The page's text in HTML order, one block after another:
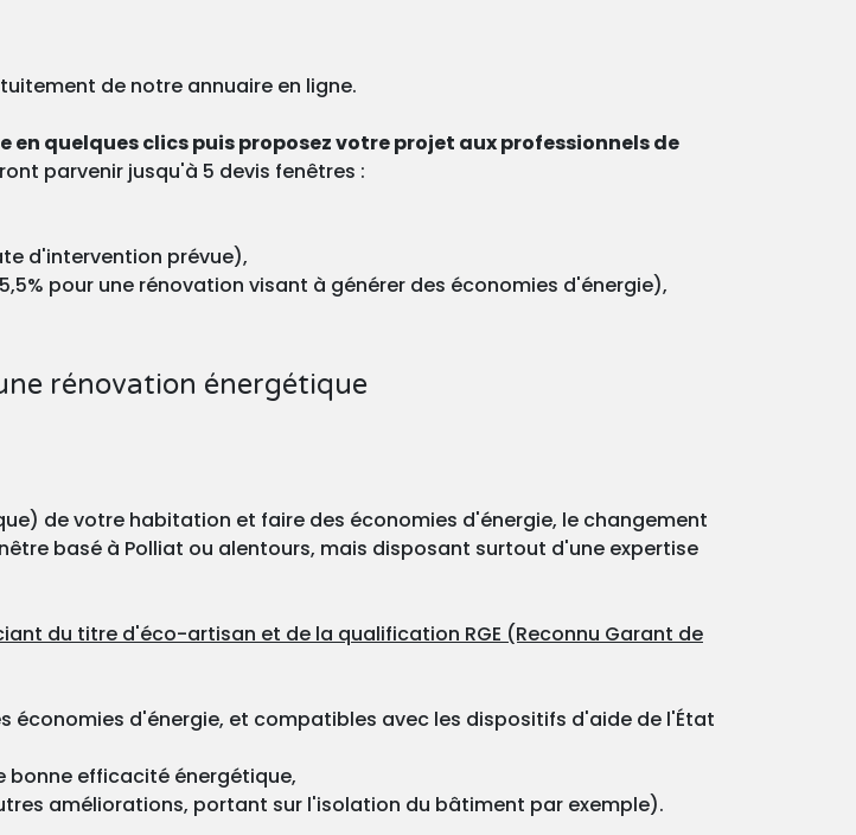
de notre annuaire en ligne.
quelques clics puis proposez votre projet aux professionnels de
parvenir jusqu'à 5 devis fenêtres :
d'intervention prévue),
pour une rénovation visant à générer des économies d'énergie),
rénovation énergétique
de votre habitation et faire des économies d'énergie, le changement
basé à Polliat ou alentours, mais disposant surtout d'une expertise
du titre d'éco-artisan et de la qualification RGE (Reconnu Garant de
économies d'énergie, et compatibles avec les dispositifs d'aide de l'État
bonne efficacité énergétique,
améliorations, portant sur l'isolation du bâtiment par exemple).